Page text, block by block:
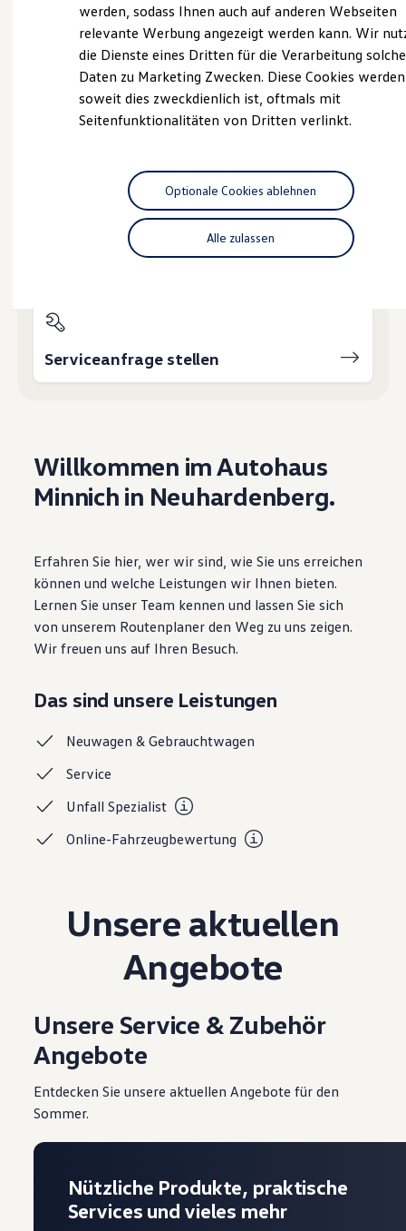
Schnittstellen zu Ihrem ID.
Hybridautos
Marke und Erlebnis
Volkswagen R und R Experience
R-Modelle
Driving Experience
Volkswagen entdecken
Lifestyle Shop
T-Roc Kollektion
Golf Kollektion
ID. Kollektion
Volkswagen Kollektion
R-Kollektion
Besitzer und Service
myVolkswagen
Software Updates
Service und Ersatzteile
Pannen- und Unfallhilfe
Economy Service
Volkswagen Teile
Transport
Entertainment und Elektronik
Individualisieren
Wallbox und Ladekabel
Digitale Extras
Dienste für Ihr Modell finden
Updates für Software, Karten und Radio
Über Ihr Auto
Kundeninformationen
Warn- und Kontrollleuchten
Digitale Betriebsanleitung
Magazin
Volkswagen R
Pannen- und Unfallhilfe
Volkswagen Kundenbetreuung
Probefahrt vereinbaren
Servicetermin buchen
Serviceanfrage stellen
Willkommen im Autohaus
Minnich in Neuhardenberg.
Erfahren Sie hier, wer wir sind, wie Sie uns erreichen
können und welche Leistungen wir Ihnen bieten.
Lernen Sie unser Team kennen und lassen Sie sich
von unserem Routenplaner den Weg zu uns zeigen.
Wir freuen uns auf Ihren Besuch.
Das sind unsere Leistungen
Neuwagen &Gebrauchtwagen
Service
UnfallSpezialist
Online-Fahrzeugbewertung
Unsere aktuellen
Angebote
Unsere Service & Zubehör
Angebote
Entdecken Sie unsere aktuellen Angebote für den
Sommer.
Nützliche Produkte, praktische
Services und vieles mehr
werden, sodass Ihnen auch auf anderen Webseiten
relevante Werbung angezeigt werden kann. Wir
die Dienste eines Dritten für die Verarbeitung
Daten zu Marketing Zwecken. Diese Cookies
soweit dies zweckdienlich ist, oftmals mit
Seitenfunktionalitäten von Dritten verlinkt.
Alle zulassen
Optionale Cookies ablehnen